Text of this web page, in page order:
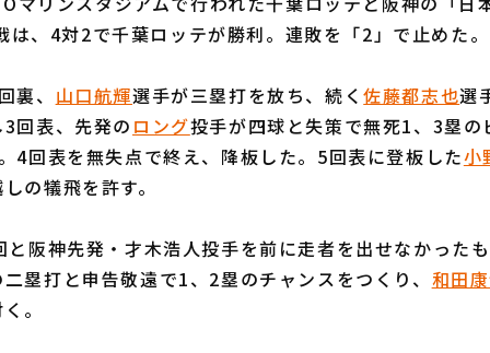
、4対2で千葉ロッテが勝利。連敗を「2」で止めた。
、 山口航輝選手が三塁打を放ち、続く佐藤都志也選
回表、先発の ロング投手が四球と失策で無死1、3塁の
4回表を無失点で終え、降板した。5回表に登板した小
の犠飛を許す。
阪神先発・才木浩人投手を前に走者を出せなかった
塁打と申告敬遠で1、2塁のチャンスをつくり、 和田
。